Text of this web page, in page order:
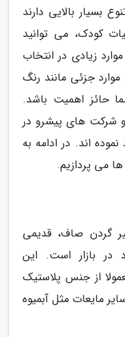
بسیار بالایی دارند
کودک، می توانید
زیادی در انتخاب
جزئی مانند رنگ
حائز اهمیت باشد.
شرکت های پیشرو در
نموده اند. در ادامه به
می پردازیم.
گردن صاف، قدیمی
بازار است. این
از جنس پلاستیک
مایعات مثل آبمیوه